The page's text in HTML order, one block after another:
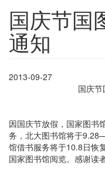
国庆节国
通知
2013-09-27
国庆
因国庆节放假，国家图书
务，北大图书馆将于
馆借书服务将于10.8日恢
国家图书馆阅览。感谢读